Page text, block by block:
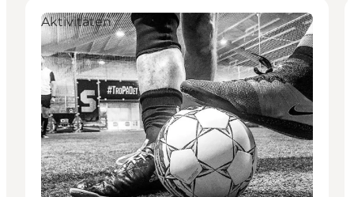
Aktivitäten